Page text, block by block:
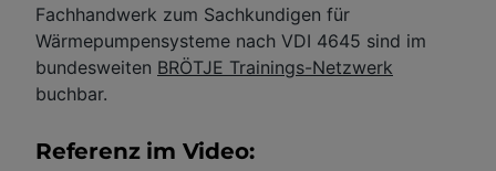
Fachhandwerk zum Sachkundigen für
Wärmepumpensysteme nach VDI 4645 sind im
bundesweiten BRÖTJE Trainings-Netzwerk
buchbar.
Referenz im Video: